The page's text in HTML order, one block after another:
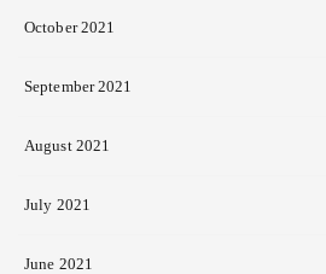
October 2021
September 2021
August 2021
July 2021
June 2021